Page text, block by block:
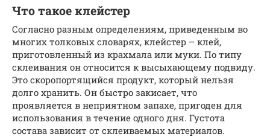
Что такое клейстер
Согласно разным определениям, приведенным во
многих толковых словарях, клейстер – клей,
приготовленный из крахмала или муки. По типу
склеивания он относится к высыхающему подвиду.
Это скоропортящийся продукт, который нельзя
долго хранить. Он быстро закисает, что
проявляется в неприятном запахе, пригоден для
использования в течение одного дня. Густота
состава зависит от склеиваемых материалов.